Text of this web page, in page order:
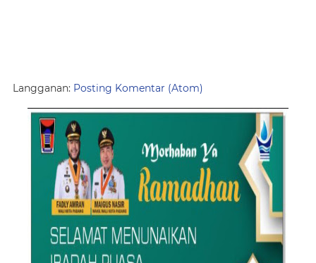
Langganan: Posting Komentar (Atom)